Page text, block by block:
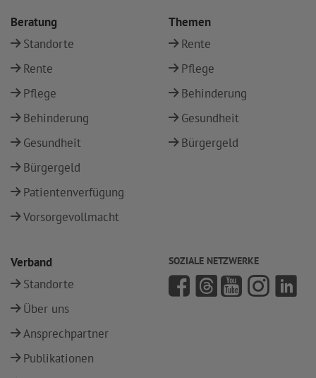
Beratung
Standorte
Rente
Pflege
Behinderung
Gesundheit
Bürgergeld
Patientenverfügung
Vorsorgevollmacht
Themen
Rente
Pflege
Behinderung
Gesundheit
Bürgergeld
Verband
Standorte
Über uns
Ansprechpartner
Publikationen
SOZIALE NETZWERKE